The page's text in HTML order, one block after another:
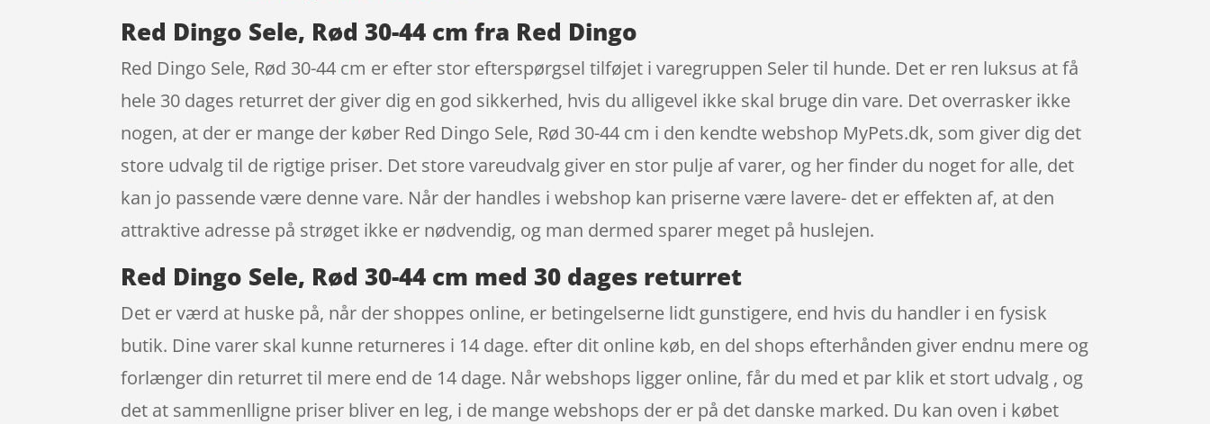
Red Dingo Sele, Rød 30-44 cm fra Red Dingo
Red Dingo Sele, Rød 30-44 cm er efter stor efterspørgsel tilføjet i varegruppen Seler til hunde. Det er ren luksus at få
hele 30 dages returret der giver dig en god sikkerhed, hvis du alligevel ikke skal bruge din vare. Det overrasker ikke
nogen, at der er mange der køber Red Dingo Sele, Rød 30-44 cm i den kendte webshop MyPets.dk, som giver dig det
store udvalg til de rigtige priser. Det store vareudvalg giver en stor pulje af varer, og her finder du noget for alle, det
kan jo passende være denne vare. Når der handles i webshop kan priserne være lavere- det er effekten af, at den
attraktive adresse på strøget ikke er nødvendig, og man dermed sparer meget på huslejen.
Red Dingo Sele, Rød 30-44 cm med 30 dages returret
Det er værd at huske på, når der shoppes online, er betingelserne lidt gunstigere, end hvis du handler i en fysisk
butik. Dine varer skal kunne returneres i 14 dage. efter dit online køb, en del shops efterhånden giver endnu mere og
forlænger din returret til mere end de 14 dage. Når webshops ligger online, får du med et par klik et stort udvalg , og
det at sammenlligne priser bliver en leg, i de mange webshops der er på det danske marked. Du kan oven i købet